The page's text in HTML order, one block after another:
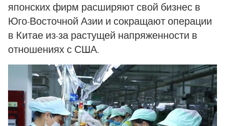
японских фирм расширяют свой бизнес в
Юго-Восточной Азии и сокращают операции
в Китае из-за растущей напряженности в
отношениях с США.